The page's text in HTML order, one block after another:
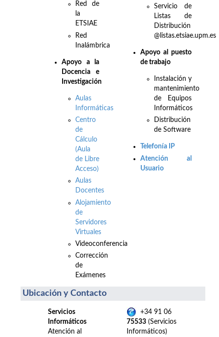
Red de
la
ETSIAE
Red
Inalámbrica
Apoyo a la
Docencia e
Investigación
Aulas
Informáticas
Centro
de
Cálculo
(Aula
de Libre
Acceso)
Aulas
Docentes
Alojamiento
de
Servidores
Virtuales
Videoconferencia
Corrección
de
Exámenes
Servicio de
Listas de
Distribución
@listas.etsiae.upm.es
Apoyo al puesto
de trabajo
Instalación y
mantenimiento
de Equipos
Informáticos
Distribución
de Software
Telefonía IP
Atención al
Usuario
Ubicación y Contacto
Servicios
Informáticos
Atención al
+34 91 06
75533 (Servicios
Informáticos)